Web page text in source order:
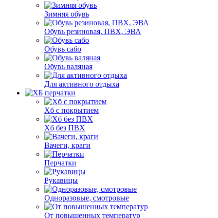
Зимняя обувь
Обувь резиновая, ПВХ, ЭВА
Обувь сабо
Обувь валяная
Для активного отдыха
Хб с покрытием
Хб без ПВХ
Вачеги, краги
Перчатки
Рукавицы
Одноразовые, смотровые
От повышенных температур